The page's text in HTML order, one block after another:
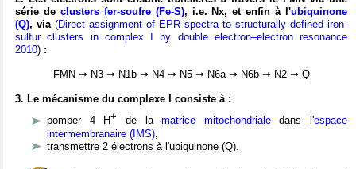
série de clusters fer-soufre (Fe-S), i.e. Nx, et enfin à l'ubiquinone
(Q), via (Direct assignment of EPR spectra to structurally defined iron-
sulfur clusters in complex I by double electron–electron resonance
2010) :
FMN ➞ N3 ➞ N1b ➞ N4 ➞ N5 ➞ N6a ➞ N6b ➞ N2 ➞ Q
3. Le mécanisme du complexe I consiste à :
pomper 4 H+ de lamatrice mitochondrialedans l'espace
intermembranaire (IMS)
transmettre 2 électrons à l'ubiquinone (Q).